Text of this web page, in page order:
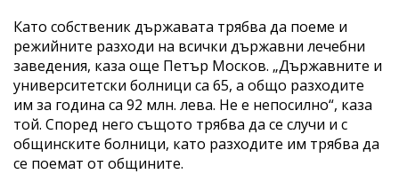
Като собственик държавата трябва да поеме и
режийните разходи на всички държавни лечебни
заведения, каза още Петър Москов. „Държавните и
университетски болници са 65, а общо разходите
им за година са 92 млн. лева. Не е непосилно“, каза
той. Според него същото трябва да се случи и с
общинските болници, като разходите им трябва да
се поемат от общините.